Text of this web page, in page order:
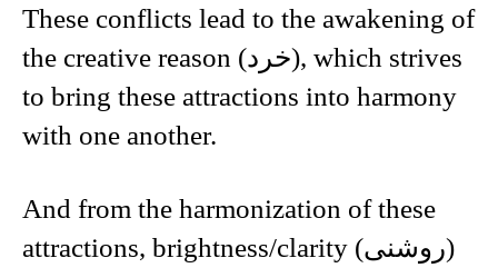
These conflicts lead to the awakening of
the creative reason (خرد), which strives
to bring these attractions into harmony
with one another.
And from the harmonization of these
attractions, brightness/clarity (روشنی)